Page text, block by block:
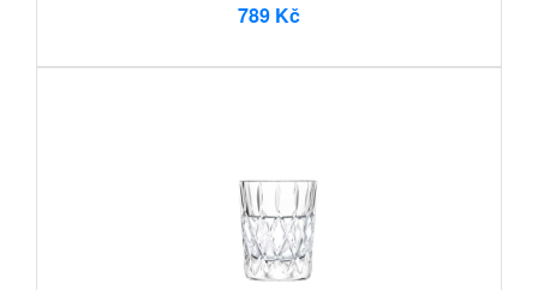
789 Kč